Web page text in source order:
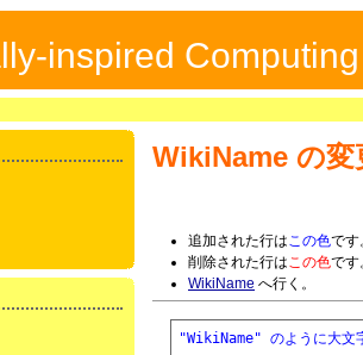
inspired
WikiName の変
追加された行はこの色です
削除された行はこの色です
WikiName へ行く。
"WikiName" のように大文